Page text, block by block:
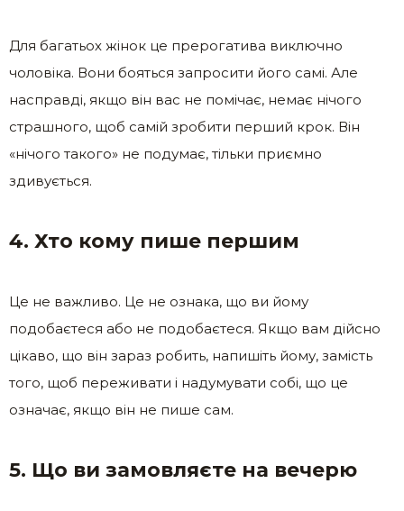
Для багатьох жінок це прерогатива виключно
чоловіка. Вони бояться запросити його самі. Але
насправді, якщо він вас не помічає, немає нічого
страшного, щоб самій зробити перший крок. Він
«нічого такого» не подумає, тільки приємно
здивується.
4. Хто кому пише першим
Це не важливо. Це не ознака, що ви йому
подобаєтеся або не подобаєтеся. Якщо вам дійсно
цікаво, що він зараз робить, напишіть йому, замість
того, щоб переживати і надумувати собі, що це
означає, якщо він не пише сам.
5. Що ви замовляєте на вечерю